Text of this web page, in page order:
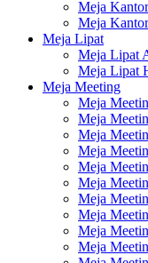
Meja
Meja
Meja Lipat
Meja Lipat
Meja Lipat
Meja Meeting
Meja
Meja
Meja
Meja
Meja
Meja
Meja
Meja
Meja
Meja